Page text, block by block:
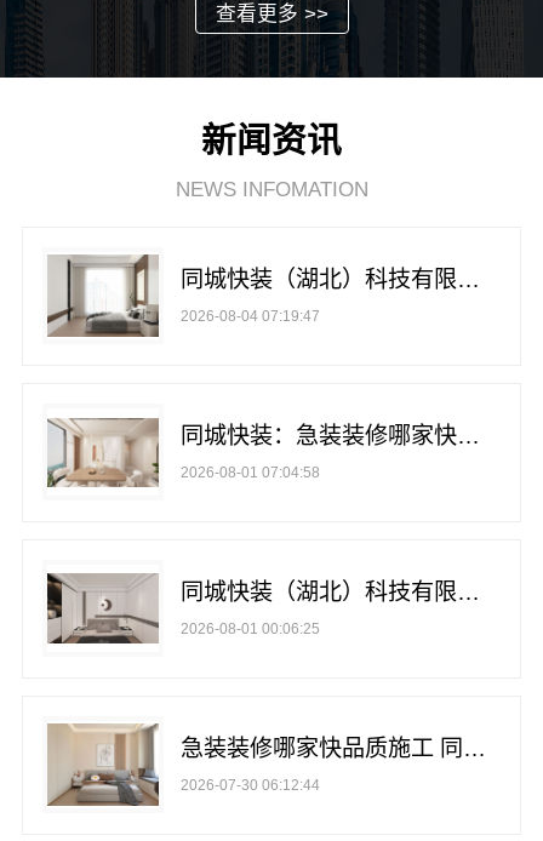
查看更多 >>
新闻资讯
NEWS INFOMATION
同城快装（湖北）科技有限公司急装家装报价省心透明无套路
2026-08-04 07:19:47
同城快装：急装装修哪家快品质施工武汉省心
2026-08-01 07:04:58
同城快装（湖北）科技有限公司光谷公寓极简风科技家装
2026-08-01 00:06:25
急装装修哪家快品质施工 同城快装（湖北）科技有限公司武汉本地优选
2026-07-30 06:12:44